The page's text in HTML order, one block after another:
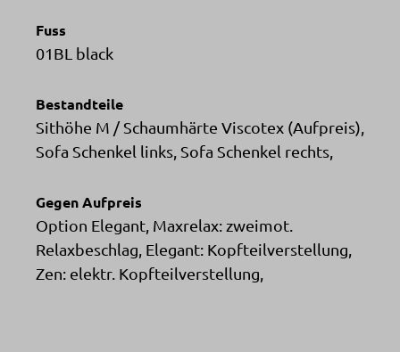
Fuss
01BL black
Bestandteile
Sithöhe M / Schaumhärte Viscotex (Aufpreis),
Sofa Schenkel links, Sofa Schenkel rechts,
Gegen Aufpreis
Option Elegant, Maxrelax: zweimot.
Relaxbeschlag, Elegant: Kopfteilverstellung,
Zen: elektr. Kopfteilverstellung,